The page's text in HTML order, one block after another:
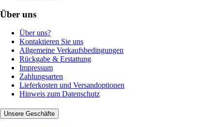
Über uns
Über uns?
Kontaktieren Sie uns
Allgemeine Verkaufsbedingungen
Rückgabe & Erstattung
Impressum
Zahlungsarten
Lieferkosten und Versandoptionen
Hinweis zum Datenschutz
Unsere Geschäfte